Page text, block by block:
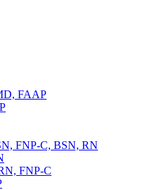
FAAP
FNP-C, BSN, RN
FNP-C